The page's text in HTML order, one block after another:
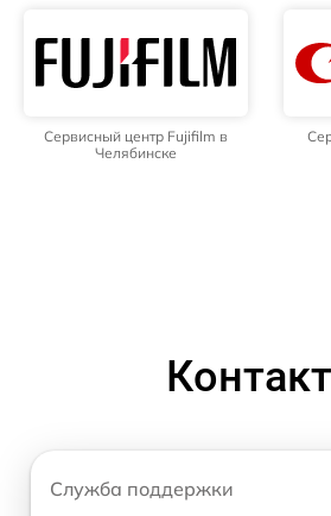
Сервисный центр Fujifilm в
Челябинске
Служба поддержки